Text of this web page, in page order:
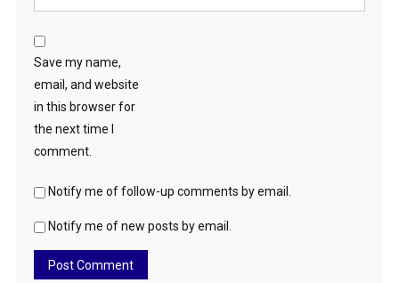
Save my name,
email, and website
in this browser for
the next time I
comment.
Notify me of follow-up comments by email.
Notify me of new posts by email.